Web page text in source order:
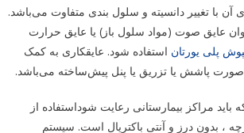
با تغییر دانسیته و سلول بندی متفاوت می‌باشد.
عایق صوت (مواد سلول باز) یا عایق حرارت
پلی یورتان استفاده شود. عایقکاری به کمک
صورت پاشش یا تزریق یا پنل پیش‌ساخته می‌باشد.
باید مراکز بیمارستانی رعایت شوداستفاده از
، بدون درز و آنتی باکتریال است. سیستم